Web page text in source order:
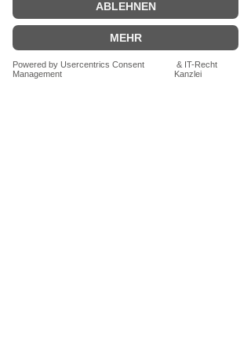
Vertrag widerrufen
VERSANDKOSTENFREI ab 29€.
Zahlung mit PayPal, Kreditkarte oder
Kauf auf Rechnung